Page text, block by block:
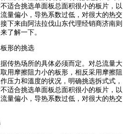
适合挑选单面板总面积很小的板片，以
量偏小，导热系数过低，对很大的热交
下来由阿法拉伐山东代理经销商济南则
了解一下。
形的挑选
传热场所的具体必须而定。对总流量大
用摩擦阻力小的板形，相反采用摩擦阻
压力和溫度的状况，明确挑选拆式式，
适合挑选单面板总面积很小的板片，以
量偏小，导热系数过低，对很大的热交